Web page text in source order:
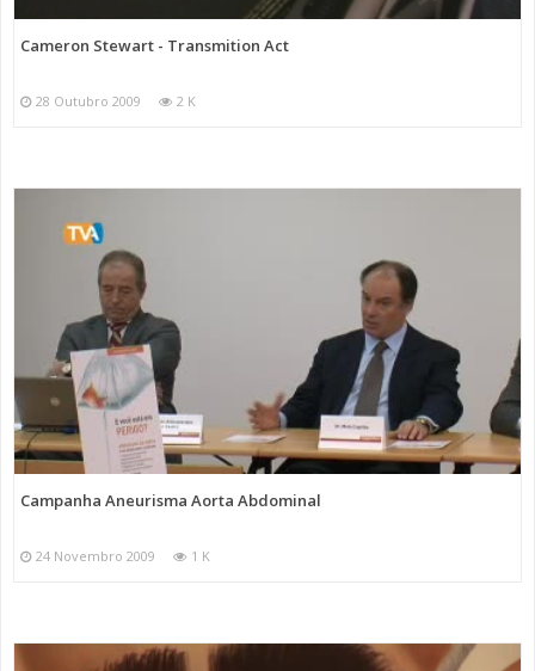
Cameron Stewart - Transmition Act
28 Outubro 2009 2 K
Campanha Aneurisma Aorta Abdominal
24 Novembro 2009 1 K